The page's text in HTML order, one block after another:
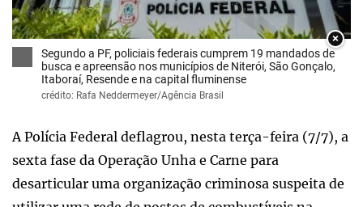
×
Segundo a PF, policiais federais cumprem 19 mandados de
busca e apreensão nos municípios de Niterói, São Gonçalo,
Itaboraí, Resende e na capital fluminense
crédito: Rafa Neddermeyer/Agência Brasil
A Polícia Federal deflagrou, nesta terça-feira (7/7), a
sexta fase da Operação Unha e Carne para
desarticular uma organização criminosa suspeita de